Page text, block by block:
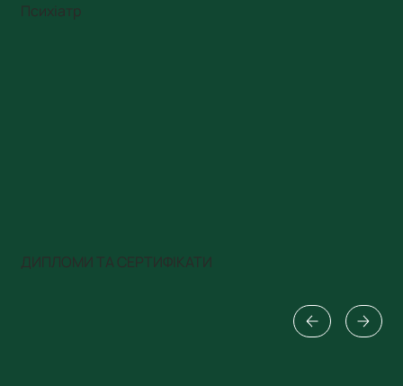
Психіатр
ДИПЛОМИ ТА СЕРТИФІКАТИ